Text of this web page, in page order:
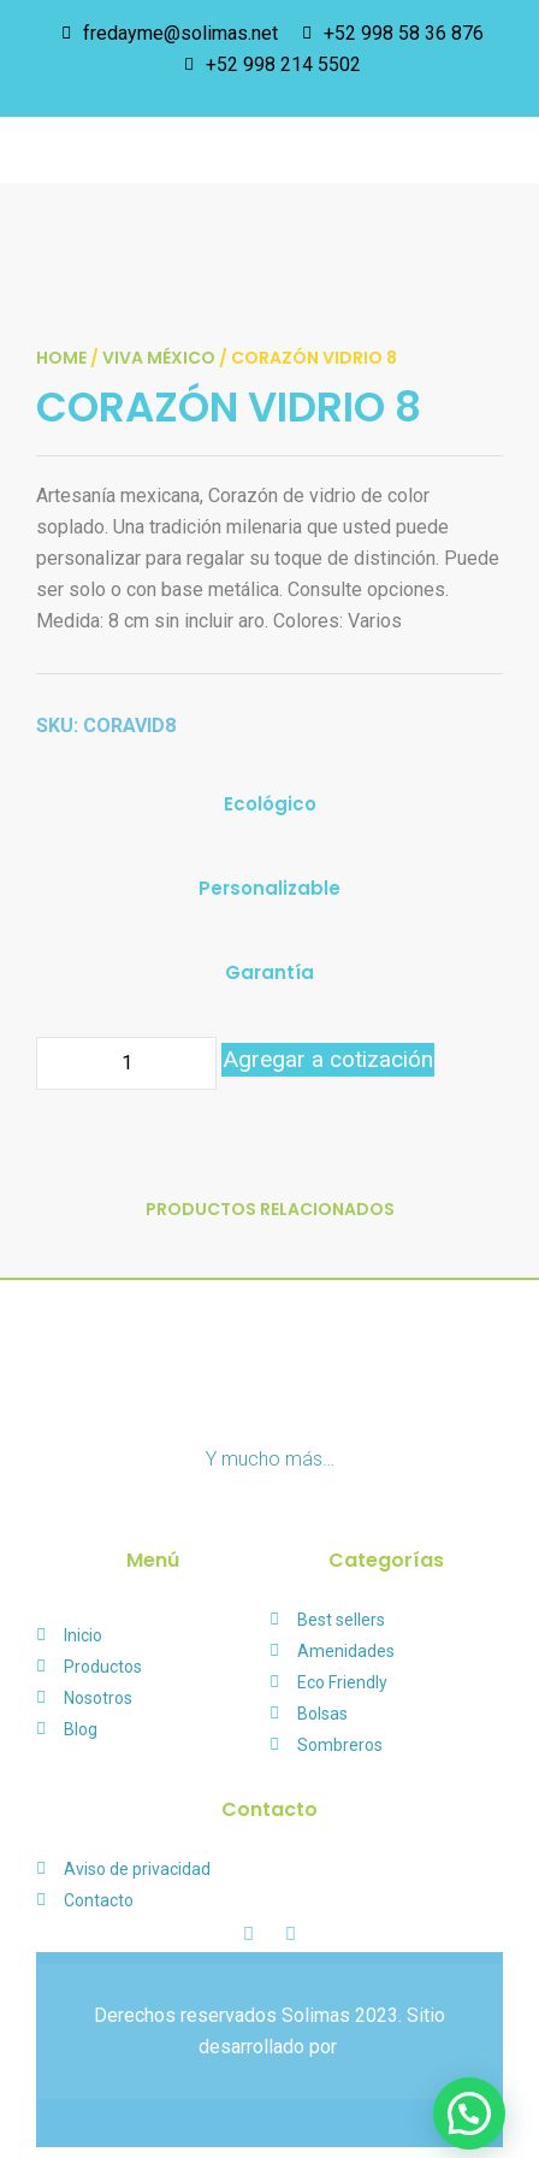
fredayme@solimas.net
+52 998 58 36 876
+52 998 214 5502
HOME / VIVA MÉXICO / CORAZÓN VIDRIO 8
CORAZÓN VIDRIO 8
Artesanía mexicana, Corazón de vidrio de color
soplado. Una tradición milenaria que usted puede
personalizar para regalar su toque de distinción. Puede
ser solo o con base metálica. Consulte opciones.
Medida: 8 cm sin incluir aro. Colores: Varios
SKU: CORAVID8
Ecológico
Personalizable
Garantía
Agregar a cotización
PRODUCTOS RELACIONADOS
Y mucho más…
Menú Categorías
Inicio
Productos
Nosotros
Blog
Best sellers
Amenidades
Eco Friendly
Bolsas
Sombreros
Contacto
Aviso de privacidad
Contacto
Derechos reservados Solimas 2023. Sitio
desarrollado por